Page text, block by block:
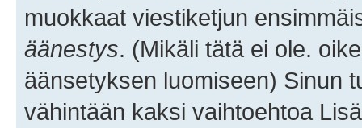
muokkaat viestiketjun
äänestys. (Mikäli tätä ei ole.
äänsetyksen luomiseen) Sinun
vähintään kaksi vaihtoehtoa